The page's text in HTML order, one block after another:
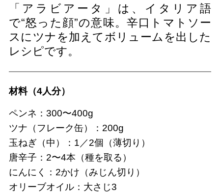
「アラビアータ」は、イタリア語
で“怒った顔”の意味。辛口トマトソー
スにツナを加えてボリュームを出した
レシピです。
材料（4人分）
ペンネ：300〜400g
ツナ（フレーク缶）：200g
玉ねぎ（中）：1／2個（薄切り）
唐辛子：2〜4本（種を取る）
にんにく：2かけ（みじん切り）
オリーブオイル：大さじ3